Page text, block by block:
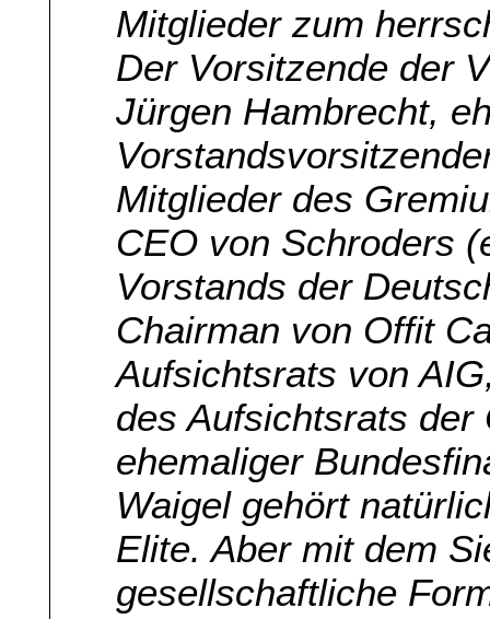
Mitglieder zum
Der Vorsitzende der
Jürgen Hambrecht,
Mitglieder des
CEO von Schroders
Vorstands der
Chairman von Offit
Aufsichtsrats von
des Aufsichtsrats der
ehemaliger
Waigel gehört
Elite. Aber mit dem
gesellschaftliche